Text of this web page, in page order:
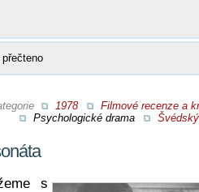
přečteno
1978
Filmové recenze a
Psychologické drama
s